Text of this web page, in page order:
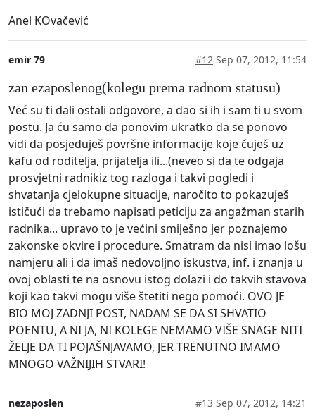
Anel KOvačević
emir 79 #12 Sep 07, 2012, 11:54
zan ezaposlenog(kolegu prema radnom statusu)
Već su ti dali ostali odgovore, a dao si ih i sam ti u svom
postu. Ja ću samo da ponovim ukratko da se ponovo
vidi da posjeduješ površne informacije koje čuješ uz
kafu od roditelja, prijatelja ili...(neveo si da te odgaja
prosvjetni radnikiz tog razloga i takvi pogledi i
shvatanja cjelokupne situacije, naročito to pokazuješ
ističući da trebamo napisati peticiju za angažman starih
radnika... upravo to je većini smiješno jer poznajemo
zakonske okvire i procedure. Smatram da nisi imao lošu
namjeru ali i da imaš nedovoljno iskustva, inf. i znanja u
ovoj oblasti te na osnovu istog dolazi i do takvih stavova
koji kao takvi mogu više štetiti nego pomoći. OVO JE
BIO MOJ ZADNJI POST, NADAM SE DA SI SHVATIO
POENTU, A NI JA, NI KOLEGE NEMAMO VIŠE SNAGE NITI
ŽELJE DA TI POJAŠNJAVAMO, JER TRENUTNO IMAMO
MNOGO VAŽNIJIH STVARI!
nezaposlen #13 Sep 07, 2012, 14:21